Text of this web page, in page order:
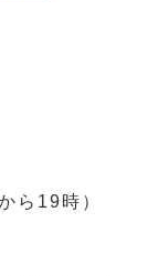
ら19時）